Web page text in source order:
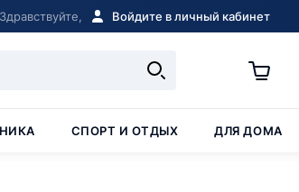
Здравствуйте, Войдите в личный кабинет
СПОРТ И ОТДЫХ ДЛЯ ДОМА